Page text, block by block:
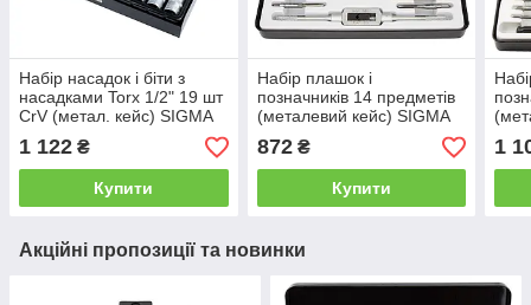
Набір насадок і біти з
насадками Torx 1/2" 19 шт
CrV (метал. кейс) SIGMA
(6086661)
1 122 ₴
Купити
Набір плашок і
позначників 14 предметів
(металевий кейс) SIGMA
(1643071)
872₴
Купити
1
Акційні пропозиції та новинки